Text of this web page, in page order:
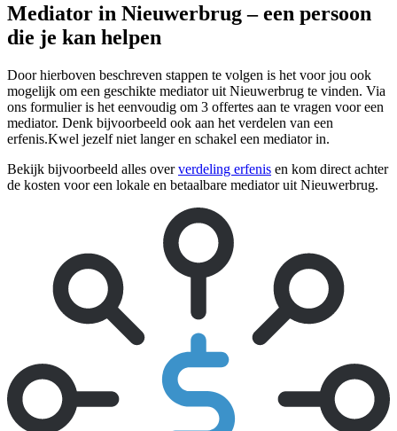
Mediator in Nieuwerbrug – een persoon
die je kan helpen
Door hierboven beschreven stappen te volgen is het voor jou ook
mogelijk om een geschikte mediator uit Nieuwerbrug te vinden. Via
ons formulier is het eenvoudig om 3 offertes aan te vragen voor een
mediator. Denk bijvoorbeeld ook aan het verdelen van een
erfenis.Kwel jezelf niet langer en schakel een mediator in.
Bekijk bijvoorbeeld alles oververdeling erfenis en kom direct achter
de kosten voor een lokale en betaalbare mediator uit Nieuwerbrug.